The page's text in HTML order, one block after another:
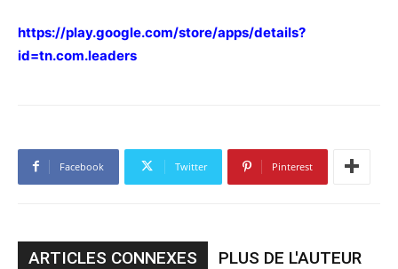
https://play.google.com/store/apps/details?
id=tn.com.leaders
Facebook Twitter Pinterest
ARTICLES CONNEXES PLUS DE L'AUTEUR